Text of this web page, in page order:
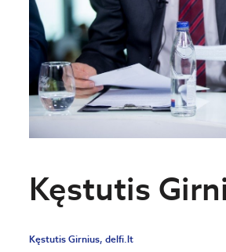
Kęstutis
Kęstutis Girnius, delfi.lt